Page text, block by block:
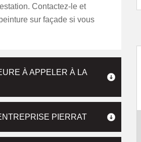
Contactez-le et
sur façade si vous
À APPELER À LA
PIERRAT